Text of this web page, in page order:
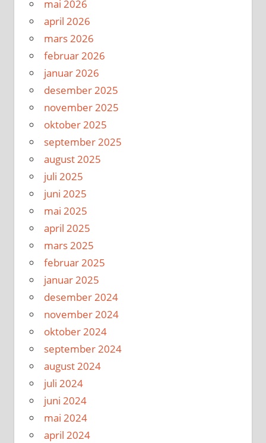
mai 2026
april 2026
mars 2026
februar 2026
januar 2026
desember 2025
november 2025
oktober 2025
september 2025
august 2025
juli 2025
juni 2025
mai 2025
april 2025
mars 2025
februar 2025
januar 2025
desember 2024
november 2024
oktober 2024
september 2024
august 2024
juli 2024
juni 2024
mai 2024
april 2024